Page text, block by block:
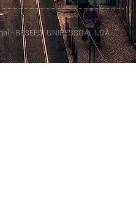
- BESEEO, UNIPESSOAL LDA